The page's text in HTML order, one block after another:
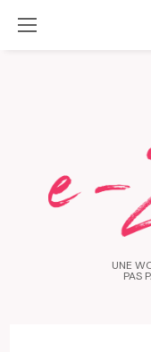
UNE
PAS